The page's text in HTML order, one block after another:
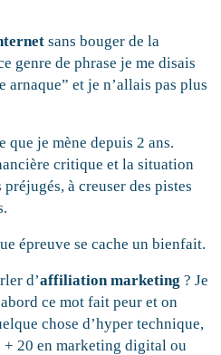
sans bouger de la
genre de phrase je me disais
arnaque” et je n’allais pas plus
que je mène depuis 2 ans.
critique et la situation
préjugés, à creuser des pistes
épreuve se cache un bienfait.
d’affiliation marketing ? Je
ce mot fait peur et on
chose d’hyper technique,
+ 20 en marketing digital ou